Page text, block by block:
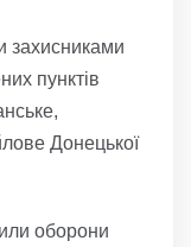
захисниками
пунктів
Донецької
оборони